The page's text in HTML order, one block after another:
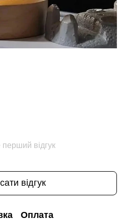
відгук
відгук
Оплата